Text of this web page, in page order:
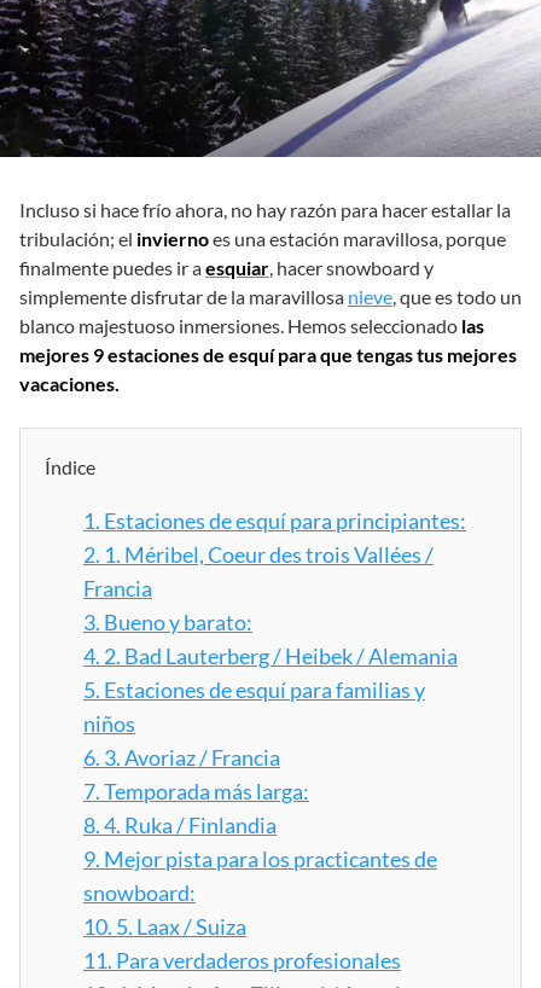
Incluso si hace frío ahora, no hay razón para hacer estallar la
tribulación; el inviernoes una estación maravillosa, porque
finalmente puedes ir aesquiar, hacer snowboard y
simplemente disfrutar de la maravillosa nieve, que es todo un
blanco majestuoso inmersiones. Hemos seleccionado las
mejores 9 estaciones de esquí para que tengas tus mejores
vacaciones.
Índice
1. Estaciones de esquí para principiantes:
2. 1. Méribel, Coeur des trois Vallées /
Francia
3. Bueno y barato:
4. 2. Bad Lauterberg / Heibek / Alemania
5. Estaciones de esquí para familias y
niños
6. 3. Avoriaz / Francia
7.Temporada más larga:
8.4. Ruka / Finlandia
9. Mejor pista para los practicantes de
snowboard:
10. 5. Laax / Suiza
11. Para verdaderos profesionales